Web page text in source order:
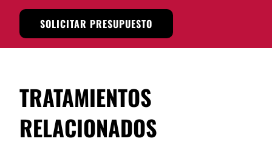
SOLICITAR PRESUPUESTO
TRATAMIENTOS
RELACIONADOS